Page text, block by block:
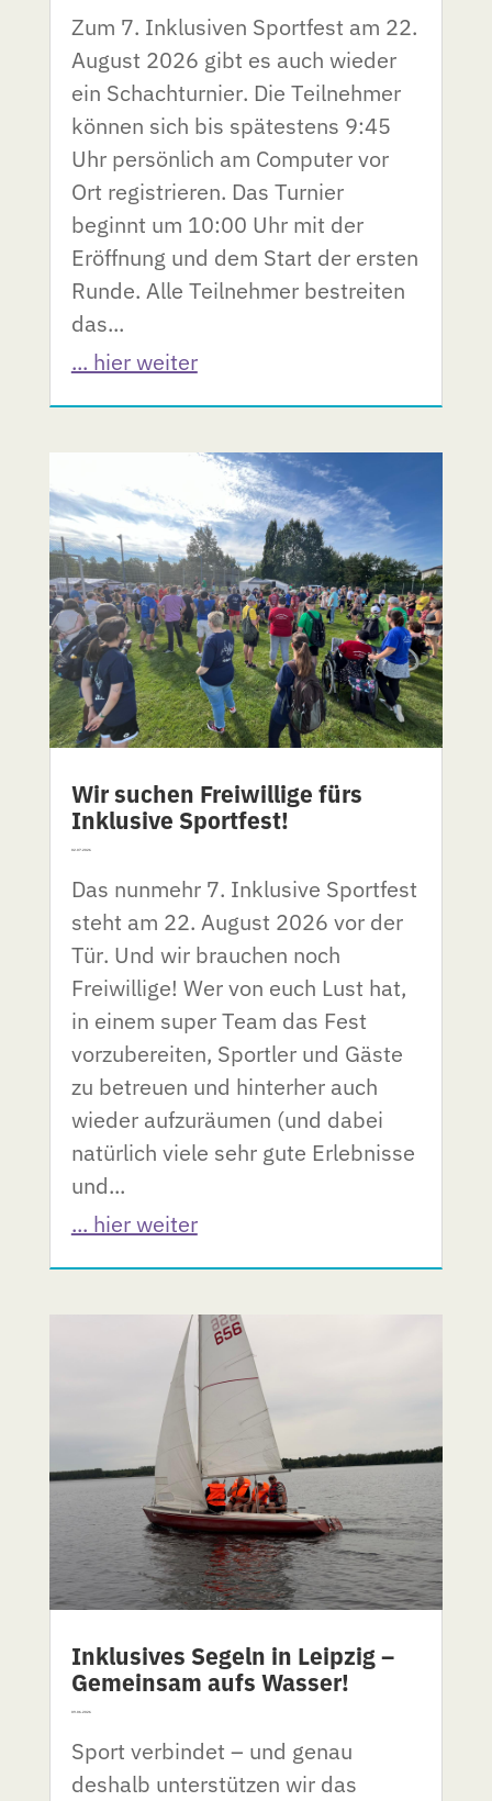
Zum 7. Inklusiven Sportfest am 22.
August 2026 gibt es auch wieder
ein Schachturnier. Die Teilnehmer
können sich bis spätestens 9:45
Uhr persönlich am Computer vor
Ort registrieren. Das Turnier
beginnt um 10:00 Uhr mit der
Eröffnung und dem Start der ersten
Runde. Alle Teilnehmer bestreiten
das...
... hier weiter
Wir suchen Freiwillige fürs
Inklusive Sportfest!
02.07.2026
Das nunmehr 7. Inklusive Sportfest
steht am 22. August 2026 vor der
Tür. Und wir brauchen noch
Freiwillige! Wer von euch Lust hat,
in einem super Team das Fest
vorzubereiten, Sportler und Gäste
zu betreuen und hinterher auch
wieder aufzuräumen (und dabei
natürlich viele sehr gute Erlebnisse
und...
... hier weiter
Inklusives Segeln in Leipzig –
Gemeinsam aufs Wasser!
09.06.2026
Sport verbindet – und genau
deshalb unterstützen wir das